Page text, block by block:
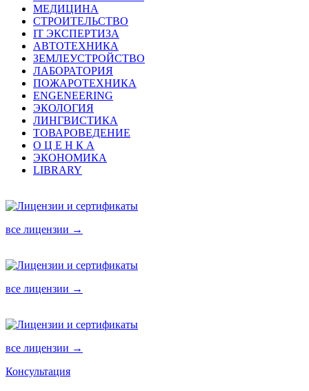
МЕДИЦИНА
СТРОИТЕЛЬСТВО
IT ЭКСПЕРТИЗА
АВТОТЕХНИКА
ЗЕМЛЕУСТРОЙСТВО
ЛАБОРАТОРИЯ
ПОЖАРОТЕХНИКА
ENGENEERING
ЭКОЛОГИЯ
ЛИНГВИСТИКА
ТОВАРОВЕДЕНИЕ
О Ц Е Н К А
ЭКОНОМИКА
LIBRARY
все лицензии →
все лицензии →
все лицензии →
Консультация